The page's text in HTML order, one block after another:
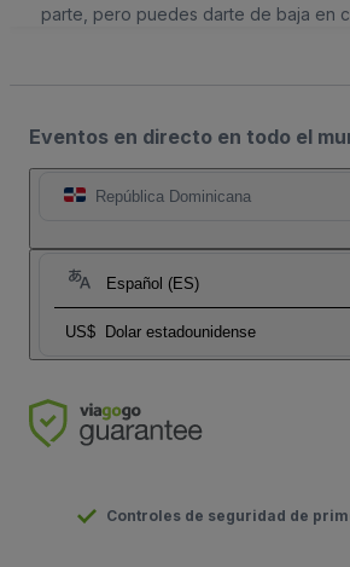
parte, pero puedes darte de baja en
Eventos en directo en todo el
República Dominicana
Español (ES)
US$ Dolar estadounidense
Controles de seguridad de